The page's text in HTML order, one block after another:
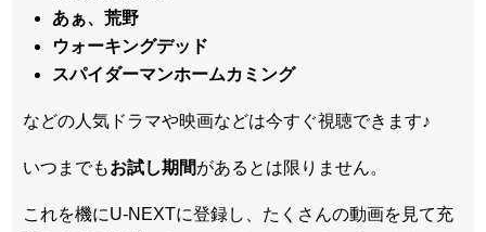
あぁ、荒野
ウォーキングデッド
スパイダーマンホームカミング
などの人気ドラマや映画などは今すぐ視聴できます♪
いつまでもお試し期間があるとは限りません。
これを機にU-NEXTに登録し、たくさんの動画を見て充